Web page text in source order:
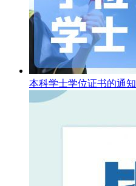
本科学士学位证书的通知